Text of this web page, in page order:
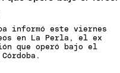
informó este viernes
en La Perla, el ex
que operó bajo el
.